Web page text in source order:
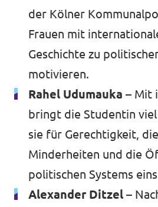
der Kölner
Frauen mit
Geschichte zu
motivieren.
Rahel Udumauka – Mit
bringt die Studentin
sie für Gerechtigkeit,
Minderheiten und die
politischen Systems
Alexander Ditzel –